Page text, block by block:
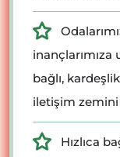
inançlarımıza
bağlı,
iletişim
Hızlıca